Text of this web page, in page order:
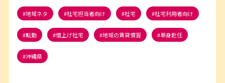
地域ネタ 社宅担当者向け 社宅 社宅利用者向け
転勤 借上げ社宅 地域の賃貸慣習 単身赴任
沖縄県